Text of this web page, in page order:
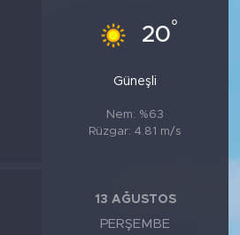
20°
Güneşli
Nem: %63
Rüzgar: 4.81 m/s
13 AĞUSTOS
PERŞEMBE